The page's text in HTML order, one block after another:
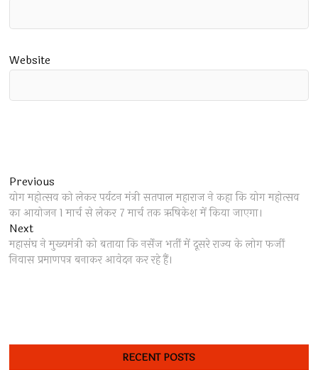
Website
Post
navigation
Previous
post:
योग महोत्सव को लेकर पर्यटन मंत्री सतपाल महाराज ने कहा कि योग महोत्सव
का आयोजन 1 मार्च से लेकर 7 मार्च तक ऋषिकेश में किया जाएगा।
NextNext
post:
महासंघ ने मुख्यमंत्री को बताया कि नर्सेज भर्ती में दूसरे राज्य के लोग फर्जी
निवास प्रमाणपत्र बनाकर आवेदन कर रहे हैं।
RECENT POSTS